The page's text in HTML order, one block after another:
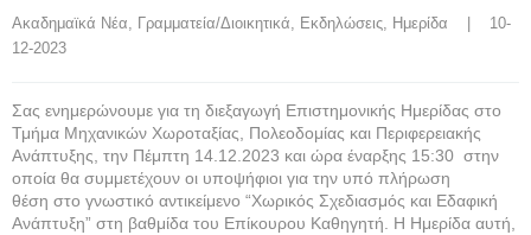
Ακαδημαϊκά Νέα, Γραμματεία/Διοικητικά, Εκδηλώσεις, Ημερίδα
    |    10-
12-2023
Σας ενημερώνουμε για τη διεξαγωγή Επιστημονικής Ημερίδας στο
Τμήμα Μηχανικών Χωροταξίας, Πολεοδομίας και Περιφερειακής
Ανάπτυξης, την Πέμπτη 14.12.2023 και ώρα έναρξης 15:30 στην
οποία θα συμμετέχουν οι υποψήφιοι για την υπό πλήρωση
θέση στο γνωστικό αντικείμενο “Χωρικός Σχεδιασμός και Εδαφική
Ανάπτυξη” στη βαθμίδα του Επίκουρου Καθηγητή. Η Ημερίδα αυτή,